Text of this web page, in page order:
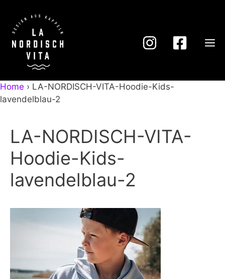
Inhalt
springen
Home › LA-NORDISCH-VITA-Hoodie-Kids-
lavendelblau-2
LA-NORDISCH-VITA-
Hoodie-Kids-
lavendelblau-2